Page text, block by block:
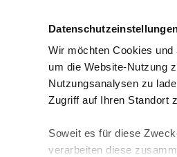
Wir möchten Cookies
um die Website-Nutzung
Nutzungsanalysen zu
Zugriff auf Ihren Standort
Soweit es für diese
verarbeiten diese
Freiwilligendienst
FREIWILLIGENDIENSTE ...